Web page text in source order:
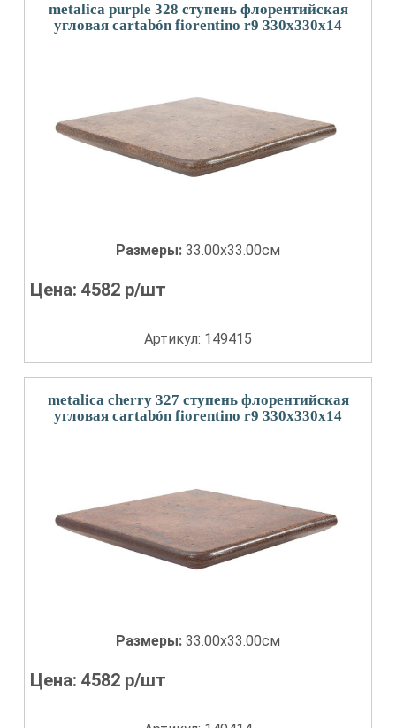
metalica purple 328 ступень флорентийская
угловая cartabón fiorentino r9 330x330x14
Размеры: 33.00x33.00см
Цена:4582 р/шт
Артикул: 149415
metalica cherry 327 ступень флорентийская
угловая cartabón fiorentino r9 330x330x14
Размеры: 33.00x33.00см
Цена:4582 р/шт